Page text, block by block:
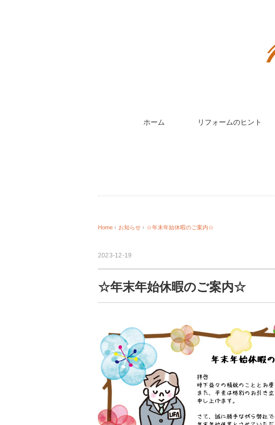
ホーム リフォームのヒント
Home › お知らせ › ☆年末年始休暇のご案内☆
2023-12-19
☆年末年始休暇のご案内☆